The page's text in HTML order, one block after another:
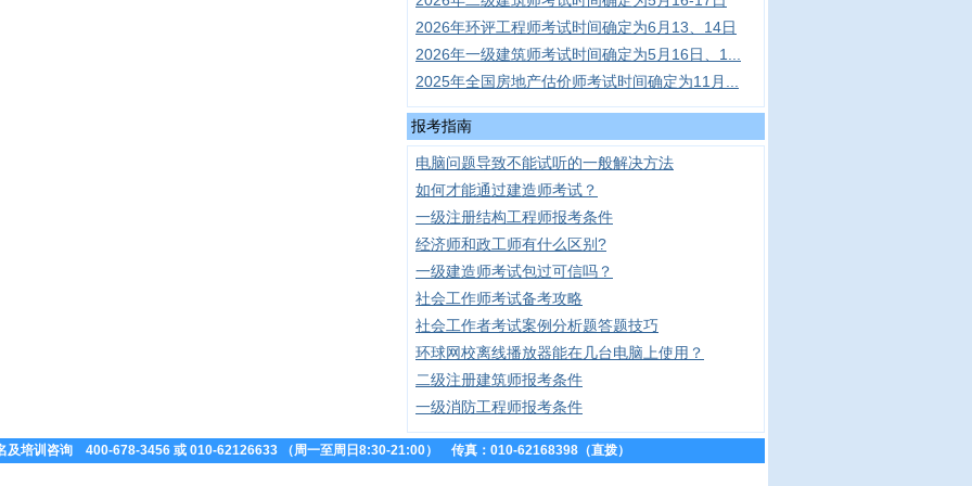
2026年环评工程师考试时间确定为6月13、14日
2026年一级建筑师考试时间确定为5月16日、1...
2025年全国房地产估价师考试时间确定为11月...
报考指南
电脑问题导致不能试听的一般解决方法
如何才能通过建造师考试？
一级注册结构工程师报考条件
经济师和政工师有什么区别?
一级建造师考试包过可信吗？
社会工作师考试备考攻略
社会工作者考试案例分析题答题技巧
环球网校离线播放器能在几台电脑上使用？
二级注册建筑师报考条件
一级消防工程师报考条件
培训咨询 400-678-3456 或 010-62126633 （周一至周日8:30-21:00） 传真：010-62168398（直拨）